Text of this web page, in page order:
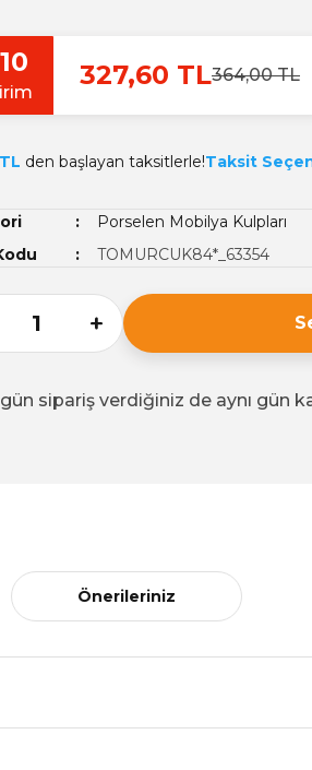
327,60 TL364,00 TL
den başlayan taksitlerle!Taksit
Porselen Mobilya Kulpları
TOMURCUK84*_63354
sipariş verdiğiniz de aynı gün
Önerileriniz